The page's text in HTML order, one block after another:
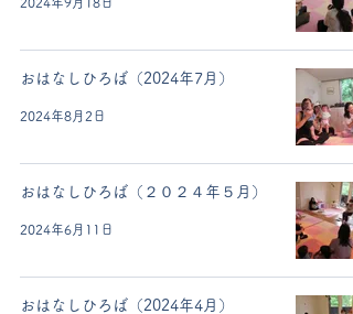
おはなしひろば（2024年7月）
2024年8月2日
おはなしひろば（２０２４年５月）
2024年6月11日
おはなしひろば（2024年4月）